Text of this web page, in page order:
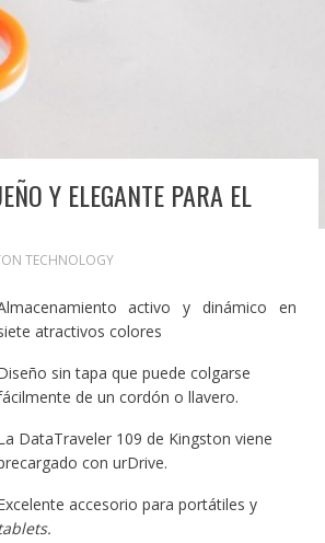
Y ELEGANTE PARA EL
TECHNOLOGY
activo y dinámico en
atractivos colores
sin tapa que puede colgarse
de un cordón o llavero.
DataTraveler 109 de Kingston viene
con urDrive.
accesorio para portátiles y